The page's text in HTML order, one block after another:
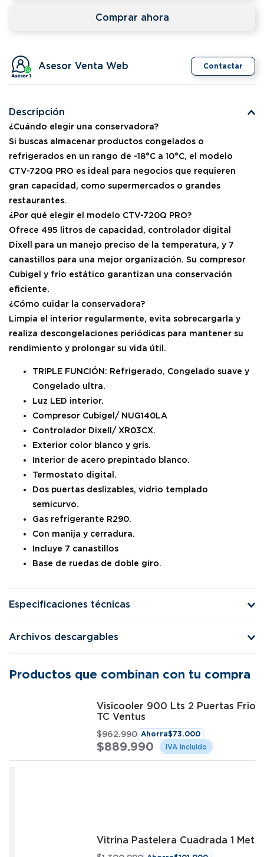
Comprar ahora
Asesor Venta Web Contactar
Descripción
¿Cuándo elegir una conservadora?
Si buscas almacenar productos congelados o
refrigerados en un rango de -18°C a 10°C, el modelo
CTV-720Q PRO es ideal para negocios que requieren
gran capacidad, como supermercados o grandes
restaurantes.
¿Por qué elegir el modelo CTV-720Q PRO?
Ofrece 495 litros de capacidad, controlador digital
Dixell para un manejo preciso de la temperatura, y 7
canastillos para una mejor organización. Su compresor
Cubigel y frío estático garantizan una conservación
eficiente.
¿Cómo cuidar la conservadora?
Limpia el interior regularmente, evita sobrecargarla y
realiza descongelaciones periódicas para mantener su
rendimiento y prolongar su vida útil.
TRIPLE FUNCIÓN: Refrigerado, Congelado suave y
Congelado ultra.
Luz LED interior.
Compresor Cubigel/ NUG140LA
Controlador Dixell/ XR03CX.
Exterior color blanco y gris.
Interior de acero prepintado blanco.
Termostato digital.
Dos puertas deslizables, vidrio templado
semicurvo.
Gas refrigerante R290.
Con manija y cerradura.
Incluye 7 canastillos
Base de ruedas de doble giro.
Especificaciones técnicas
Archivos descargables
Productos que combinan con tu compra
Visicooler 900 Lts 2 Puertas Frio
TC Ventus
$962.990 Ahorra$73.000
$889.990
Vitrina Pastelera Cuadrada 1